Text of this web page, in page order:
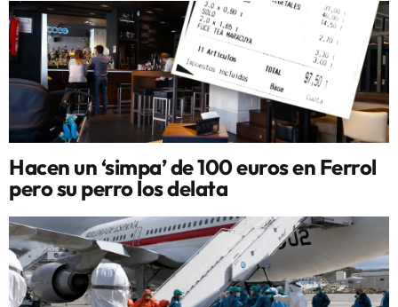
Hacen un ‘simpa’ de 100 euros en Ferrol
pero su perro los delata